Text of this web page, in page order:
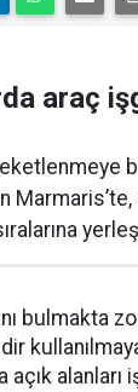
araç
bulmakta
açık alanları